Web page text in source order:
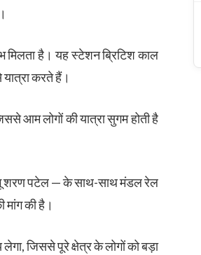
मिलता है। यह स्टेशन ब्रिटिश काल
करते हैं।
आम लोगों की यात्रा सुगम होती है
शरण पटेल — के साथ-साथ मंडल रेल
मांग की है।
जिससे पूरे क्षेत्र के लोगों को बड़ा